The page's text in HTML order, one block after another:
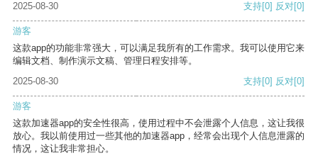
2025-08-30 支持[0] 反对[0]
游客
这款app的功能非常强大，可以满足我所有的工作需求。我可以使用它来
编辑文档、制作演示文稿、管理日程安排等。
2025-08-30
支持[0] 反对[0]
游客
这款加速器app的安全性很高，使用过程中不会泄露个人信息，这让我很
放心。我以前使用过一些其他的加速器app，经常会出现个人信息泄露的
情况，这让我非常担心。